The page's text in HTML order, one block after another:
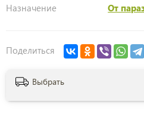
Назначение
От
Поделиться
Выбрать